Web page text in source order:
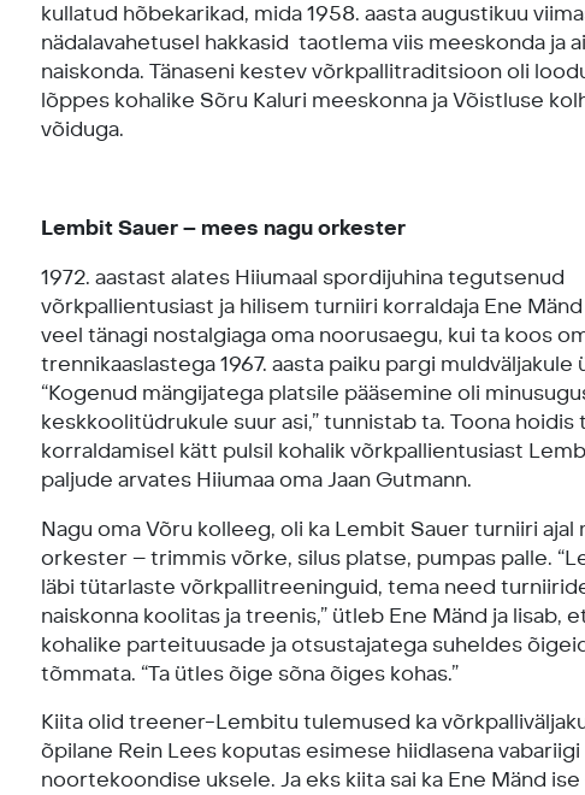
kullatud hõbekarikad, mida 1958. aasta augustikuu
nädalavahetusel hakkasid taotlema viis meeskonda ja
naiskonda. Tänaseni kestev võrkpallitraditsioon oli
lõppes kohalike Sõru Kaluri meeskonna ja Võistluse
võiduga.
Lembit Sauer – mees nagu orkester
1972. aastast alates Hiiumaal spordijuhina tegutsenud
võrkpallientusiast ja hilisem turniiri korraldaja Ene
veel tänagi nostalgiaga oma noorusaegu, kui ta koos
trennikaaslastega 1967. aasta paiku pargi muldväljakule
“Kogenud mängijatega platsile pääsemine oli
keskkoolitüdrukule suur asi,” tunnistab ta. Toona hoidis
korraldamisel kätt pulsil kohalik võrkpallientusiast
paljude arvates Hiiumaa oma Jaan Gutmann.
Nagu oma Võru kolleeg, oli ka Lembit Sauer turniiri ajal
orkester – trimmis võrke, silus platse, pumpas palle.
läbi tütarlaste võrkpallitreeninguid, tema need
naiskonna koolitas ja treenis,” ütleb Ene Mänd ja lisab,
kohalike parteituusade ja otsustajatega suheldes
tõmmata. “Ta ütles õige sõna õiges kohas.”
Kiita olid treener-Lembitu tulemused ka
õpilane Rein Lees koputas esimese hiidlasena vabariigi
noortekoondise uksele. Ja eks kiita sai ka Ene Mänd ise